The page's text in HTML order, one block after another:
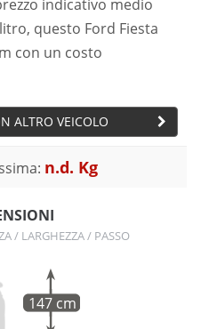
indicativo medio
questo Ford Fiesta
con un costo
ALTRO VEICOLO
n.d. Kg
/ LARGHEZZA / PASSO
147 cm